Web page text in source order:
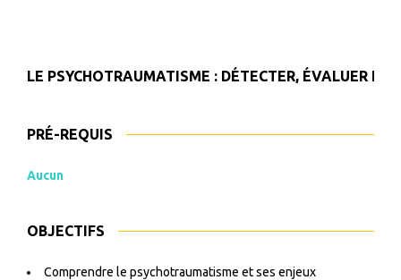
LE PSYCHOTRAUMATISME : DÉTECTER, ÉVALUER ET
PRÉ-REQUIS
Aucun
OBJECTIFS
Comprendre le psychotraumatisme et ses enjeux